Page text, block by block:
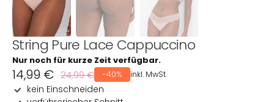
String Pure Lace Cappuccino
Nur noch für kurze Zeit verfügbar.
Normaler
Preis
24,99 €Verkaufspreis
14,99 € -40% inkl. MwSt.
kein Einschneiden